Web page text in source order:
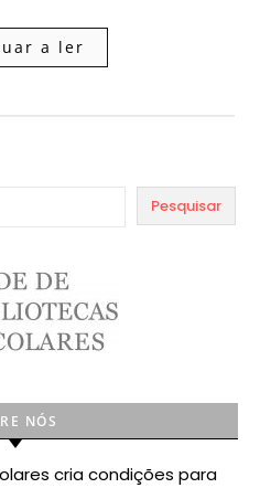
a ler
Pesquisar
NÓS
cria condições para